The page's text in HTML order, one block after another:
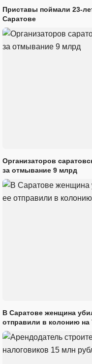
Приставы поймали 23-
Саратове
Организаторов
за отмывание 9 млрд
В Саратове женщина
отправили в колонию на